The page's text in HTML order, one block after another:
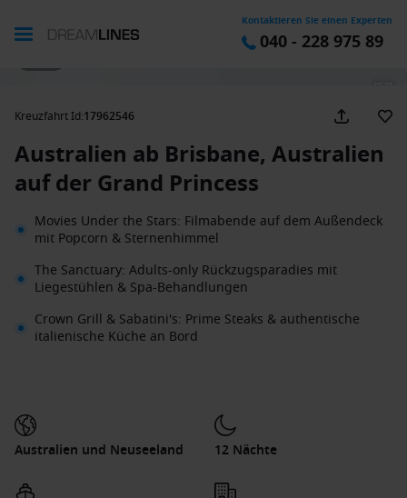
Kontaktieren Sie einen Experten
040 - 228 975 89
Kreuzfahrt Id:17962546
Australien ab Brisbane, Australien
auf der Grand Princess
Movies Under the Stars: Filmabende auf dem Außendeck
mit Popcorn & Sternenhimmel
The Sanctuary: Adults-only Rückzugsparadies mit
Liegestühlen & Spa-Behandlungen
Crown Grill & Sabatini's: Prime Steaks & authentische
italienische Küche an Bord
Australien und Neuseeland 12 Nächte